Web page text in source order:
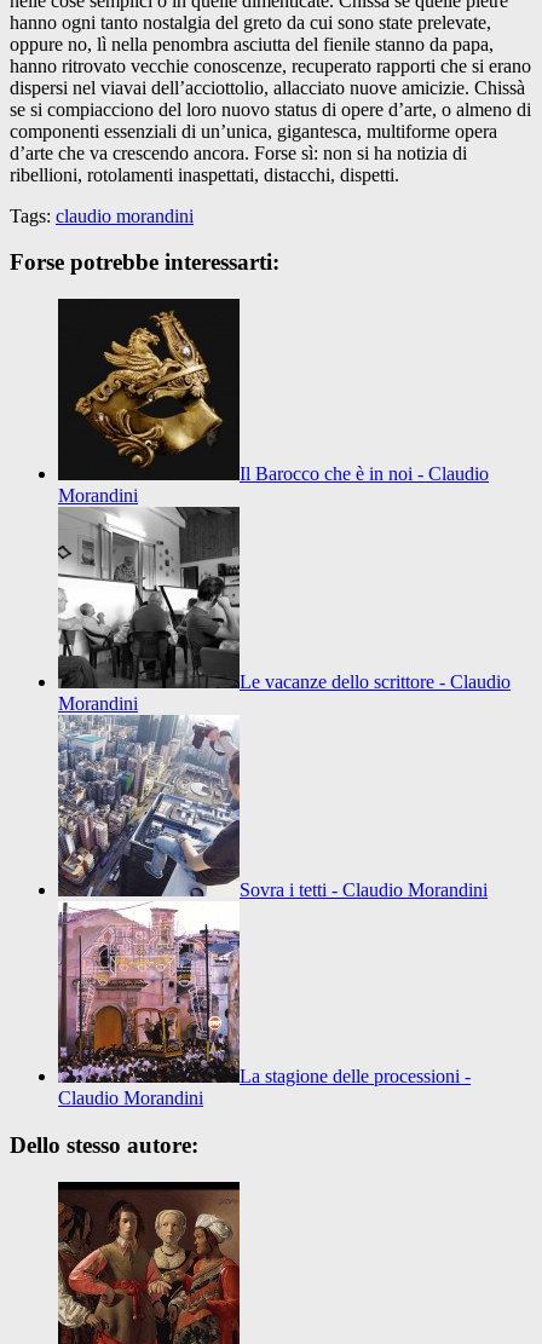
hanno ogni tanto nostalgia del greto da cui sono state prelevate,
oppure no, lì nella penombra asciutta del fienile stanno da papa,
hanno ritrovato vecchie conoscenze, recuperato rapporti che si erano
dispersi nel viavai dell’acciottolio, allacciato nuove amicizie. Chissà
se si compiacciono del loro nuovo status di opere d’arte, o almeno di
componenti essenziali di un’unica, gigantesca, multiforme opera
d’arte che va crescendo ancora. Forse sì: non si ha notizia di
ribellioni, rotolamenti inaspettati, distacchi, dispetti.
Tags: claudio morandini
Forse potrebbe interessarti:
Il Barocco che è in noi - Claudio
Morandini
Le vacanze dello scrittore - Claudio
Morandini
Sovra i tetti - Claudio Morandini
La stagione delle processioni -
Claudio Morandini
Dello stesso autore: